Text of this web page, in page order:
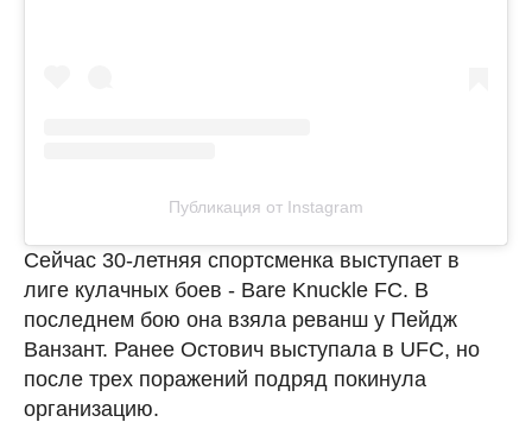
Публикация от Instagram
Сейчас 30-летняя спортсменка выступает в
лиге кулачных боев - Bare Knuckle FC. В
последнем бою она взяла реванш у Пейдж
Ванзант. Ранее Остович выступала в UFC, но
после трех поражений подряд покинула
организацию.